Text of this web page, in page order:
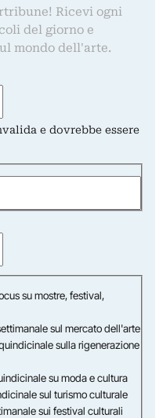
Ricevi ogni
del giorno e
mondo dell'arte.
e dovrebbe essere
su mostre, festival,
sul mercato dell'arte
sulla rigenerazione
su moda e cultura
sul turismo culturale
sui festival culturali